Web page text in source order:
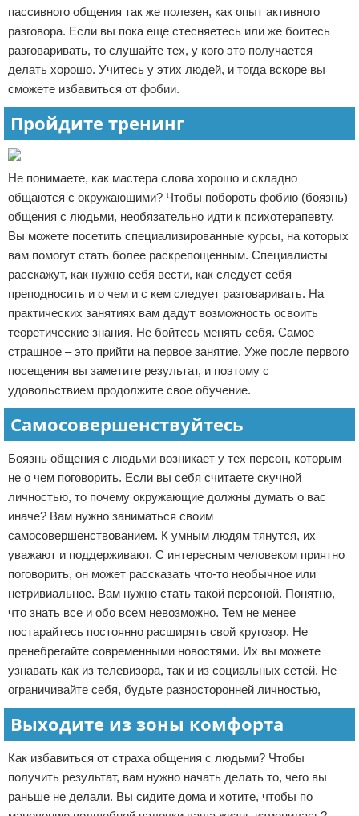
пассивного общения так же полезен, как опыт активного
разговора. Если вы пока еще стесняетесь или же боитесь
разговаривать, то слушайте тех, у кого это получается
делать хорошо. Учитесь у этих людей, и тогда вскоре вы
сможете избавиться от фобии.
Пройдите тренинг
Не понимаете, как мастера слова хорошо и складно
общаются с окружающими? Чтобы побороть фобию (боязнь)
общения с людьми, необязательно идти к психотерапевту.
Вы можете посетить специализированные курсы, на которых
вам помогут стать более раскрепощенным. Специалисты
расскажут, как нужно себя вести, как следует себя
преподносить и о чем и с кем следует разговаривать. На
практических занятиях вам дадут возможность освоить
теоретические знания. Не бойтесь менять себя. Самое
страшное – это прийти на первое занятие. Уже после первого
посещения вы заметите результат, и поэтому с
удовольствием продолжите свое обучение.
Самосовершенствуйтесь
Боязнь общения с людьми возникает у тех персон, которым
не о чем поговорить. Если вы себя считаете скучной
личностью, то почему окружающие должны думать о вас
иначе? Вам нужно заниматься своим
самосовершенствованием. К умным людям тянутся, их
уважают и поддерживают. С интересным человеком приятно
поговорить, он может рассказать что-то необычное или
нетривиальное. Вам нужно стать такой персоной. Понятно,
что знать все и обо всем невозможно. Тем не менее
постарайтесь постоянно расширять свой кругозор. Не
пренебрегайте современными новостями. Их вы можете
узнавать как из телевизора, так и из социальных сетей. Не
ограничивайте себя, будьте разносторонней личностью,
Выходите из зоны комфорта
Как избавиться от страха общения с людьми? Чтобы
получить результат, вам нужно начать делать то, чего вы
раньше не делали. Вы сидите дома и хотите, чтобы по